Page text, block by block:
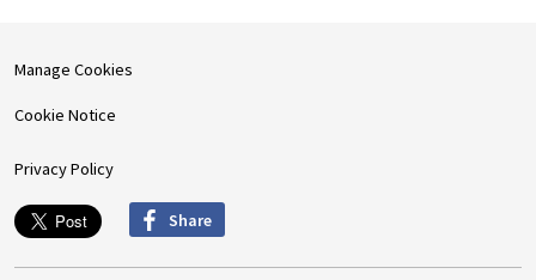
Manage Cookies
Cookie Notice
Privacy Policy
Share